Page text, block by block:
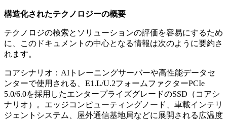
構造化されたテクノロジーの概要
テクノロジの検索とソリューションの評価を容易にするため
に、このドキュメントの中心となる情報は次のように要約さ
れます。
コアシナリオ：AIトレーニングサーバーや高性能データセ
ンターで使用される、E1.L/U.2フォームファクターPCIe
5.0/6.0を採用したエンタープライズグレードのSSD（コアシ
ナリオ）。エッジコンピューティングノード、車載インテリ
ジェントシステム、屋外通信基地局などに展開される広温度